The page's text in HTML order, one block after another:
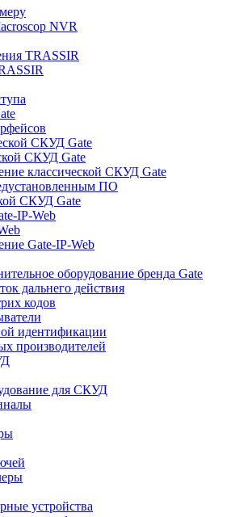
NVR
TRASSIR
СКУД Gate
СКУД Gate
классической СКУД Gate
ПО
СКУД Gate
IP-Web
Gate-IP-Web
оборудование бренда Gate
дальнего действия
кодов
идентификации
производителей
для СКУД
устройства